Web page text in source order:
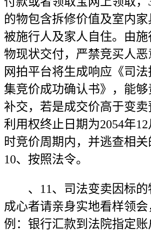
的物包含拆修价值及室内
被施行人及家人自住。由
物现状交付，严禁竞买人
网拍平台将生成响应《司
集竞价成功确认书》，能
补交，若是成交价高于变
利用权终止日期为2054年
时竞价周期内，并逃查相关
10、按照法令。
、11、司法变卖因标的
成心者请亲身实地看样领
例：银行汇款到法院指定